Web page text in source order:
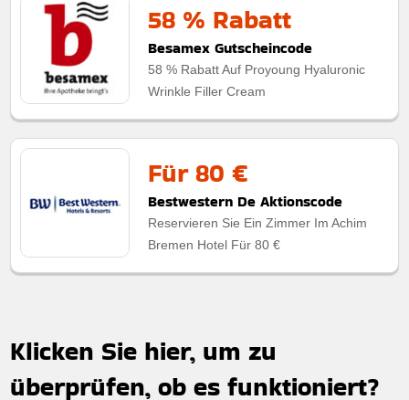
58 % Rabatt
Besamex Gutscheincode
58 % Rabatt Auf Proyoung Hyaluronic
Wrinkle Filler Cream
Für 80 €
Bestwestern De Aktionscode
Reservieren Sie Ein Zimmer Im Achim
Bremen Hotel Für 80 €
Klicken Sie hier, um zu
überprüfen, ob es funktioniert?